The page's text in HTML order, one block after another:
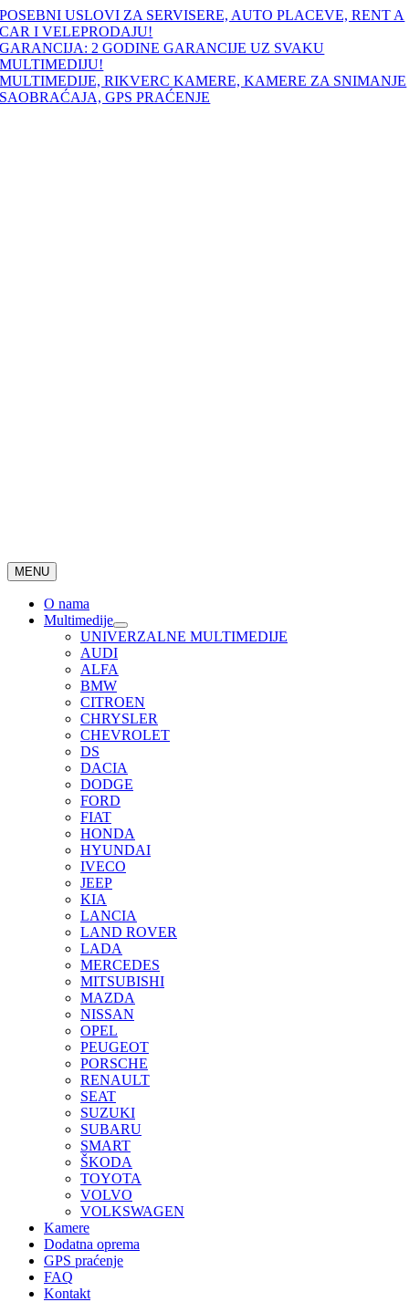
Skip
to
content
POSEBNI USLOVI ZA SERVISERE, AUTO PLACEVE, RENT A
CAR I VELEPRODAJU!
GARANCIJA: 2 GODINE GARANCIJE UZ SVAKU
MULTIMEDIJU!
MULTIMEDIJE, RIKVERC KAMERE, KAMERE ZA SNIMANJE
SAOBRAĆAJA, GPS PRAĆENJE
MENU
O nama
Multimedije
UNIVERZALNE MULTIMEDIJE
AUDI
ALFA
BMW
CITROEN
CHRYSLER
CHEVROLET
DS
DACIA
DODGE
FORD
FIAT
HONDA
HYUNDAI
IVECO
JEEP
KIA
LANCIA
LAND ROVER
LADA
MERCEDES
MITSUBISHI
MAZDA
NISSAN
OPEL
PEUGEOT
PORSCHE
RENAULT
SEAT
SUZUKI
SUBARU
SMART
ŠKODA
TOYOTA
VOLVO
VOLKSWAGEN
Kamere
Dodatna oprema
GPS praćenje
FAQ
Kontakt